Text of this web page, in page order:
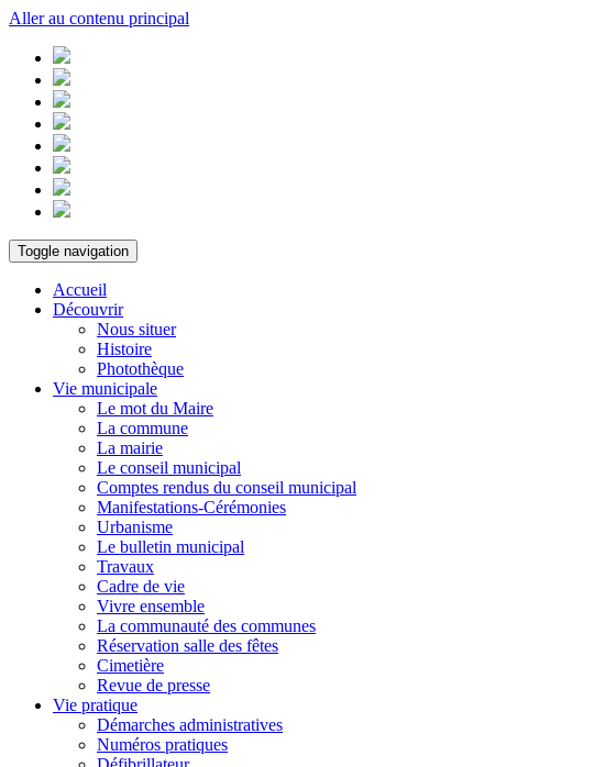
Aller au contenu principal
Toggle navigation
Accueil
Découvrir
Nous situer
Histoire
Photothèque
Vie municipale
Le mot du Maire
La commune
La mairie
Le conseil municipal
Comptes rendus du conseil municipal
Manifestations-Cérémonies
Urbanisme
Le bulletin municipal
Travaux
Cadre de vie
Vivre ensemble
La communauté des communes
Réservation salle des fêtes
Cimetière
Revue de presse
Vie pratique
Démarches administratives
Numéros pratiques